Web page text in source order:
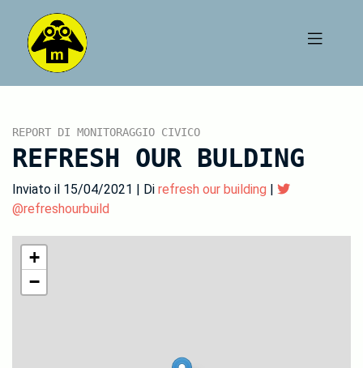
REPORT DI MONITORAGGIO CIVICO
REFRESH OUR BULDING
Inviato il 15/04/2021 | Di refresh our building |
@refreshourbuild
+
−